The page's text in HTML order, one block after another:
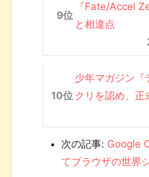
『Fate/Accel
と相違点
少年マガジン『
クリを認め、正
次の記事: Google
てブラウザの世界